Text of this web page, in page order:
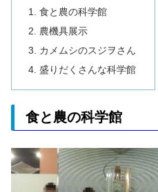
食と農の科学館
農機具展示
カメムシのスジヲさん
盛りだくさんな科学館
食と農の科学館